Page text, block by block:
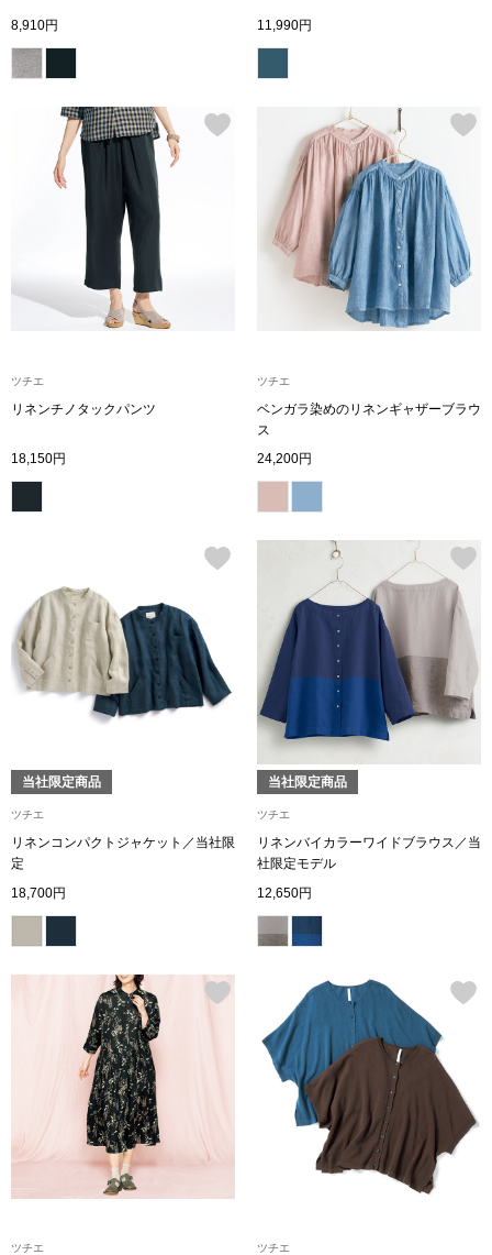
Miss Kyouko／ミスキョウコ
ビー すべて見る
ーブルウェア
ズ
財布／コイン
革小物
ポーチ
その他
ブレスレット
その他
ファッション
帽子
手袋
ベルト
靴下
サングラス／
8,910円 11,990円
ツチエ
リネンチノタックパンツ
18,150円
ツチエ
ベンガラ染めのリネンギャザーブラウ
ス
24,200円
当社限定商品
ツチエ
リネンコンパクトジャケット／当社限
定
18,700円
当社限定商品
ツチエ
リネンバイカラーワイドブラウス／当
社限定モデル
12,650円
ツチエ ツチエ